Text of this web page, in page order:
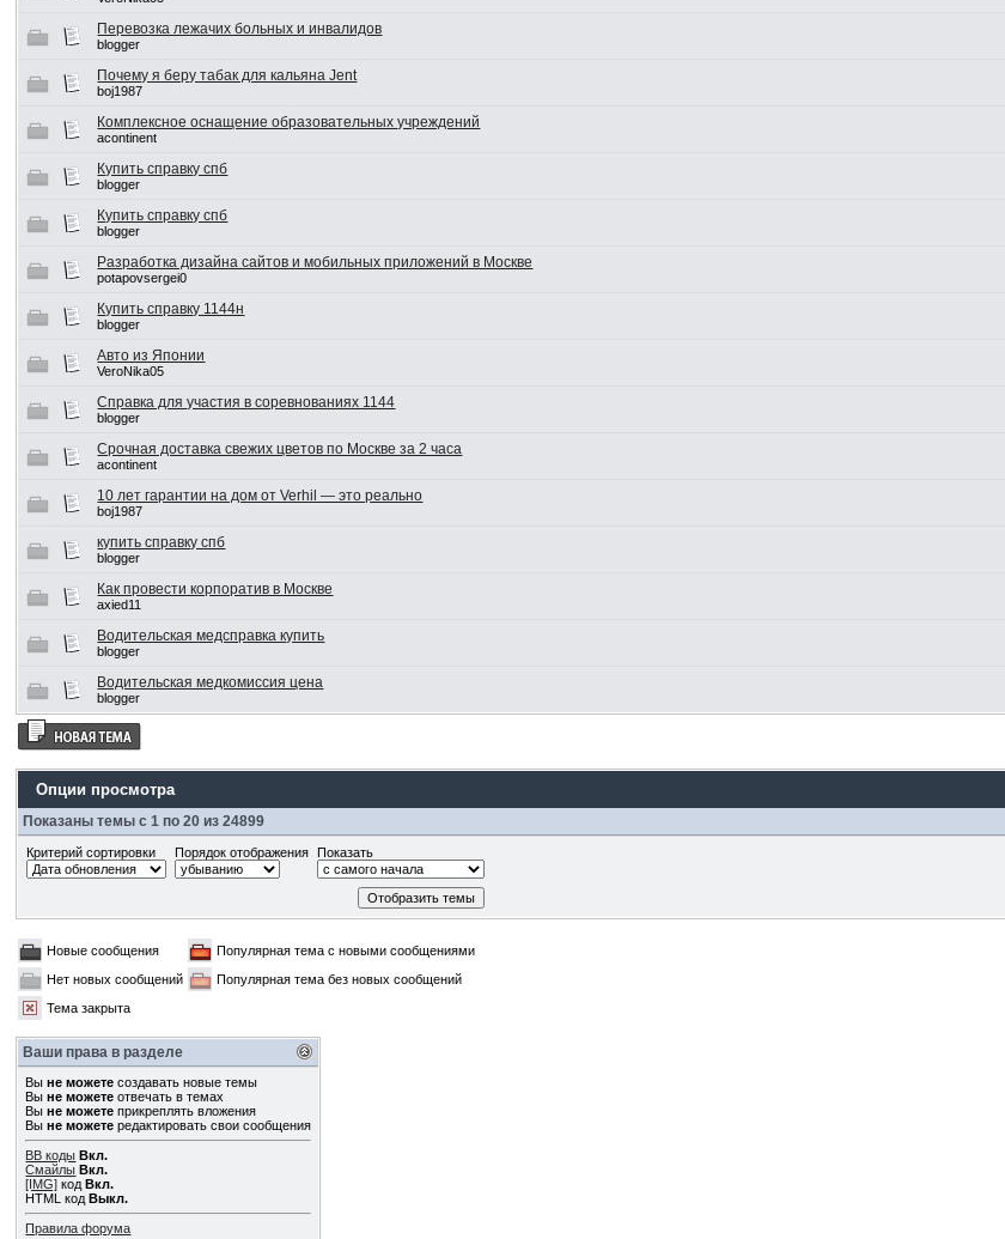
Перевозка лежачих больных и инвалидов
blogger
Почему я беру табак для кальяна Jent
boj1987
Комплексное оснащение образовательных учреждений
acontinent
Купить справку спб
blogger
Купить справку спб
blogger
Разработка дизайна сайтов и мобильных приложений в Москве
potapovsergei0
Купить справку 1144н
blogger
Авто из Японии
VeroNika05
Справка для участия в соревнованиях 1144
blogger
Срочная доставка свежих цветов по Москве за 2 часа
acontinent
10 лет гарантии на дом от Verhil — это реально
boj1987
купить справку спб
blogger
Как провести корпоратив в Москве
axied11
Водительская медсправка купить
blogger
Водительская медкомиссия цена
blogger
Опции просмотра
Показаны темы с 1 по 20 из 24899
Критерий сортировки Порядок отображения Показать
Новые сообщения
Популярная тема с новыми сообщениями
Нет новых сообщений
Популярная тема без новых сообщений
Тема закрыта
Ваши права в разделе
Выне можете создавать новые темы
Выне можете отвечать в темах
Выне можете прикреплять вложения
Выне можете редактировать свои сообщения
BB коды Вкл.
Смайлы Вкл.
[IMG] кодВкл.
HTML кодВыкл.
Правила форума